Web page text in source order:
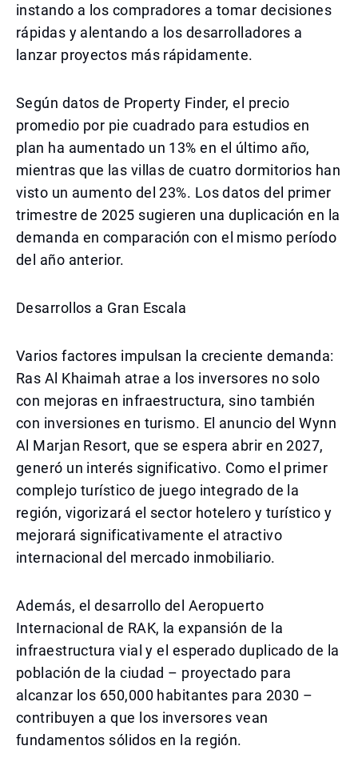
instando a los compradores a tomar decisiones
rápidas y alentando a los desarrolladores a
lanzar proyectos más rápidamente.
Según datos de Property Finder, el precio
promedio por pie cuadrado para estudios en
plan ha aumentado un 13% en el último año,
mientras que las villas de cuatro dormitorios han
visto un aumento del 23%. Los datos del primer
trimestre de 2025 sugieren una duplicación en la
demanda en comparación con el mismo período
del año anterior.
Desarrollos a Gran Escala
Varios factores impulsan la creciente demanda:
Ras Al Khaimah atrae a los inversores no solo
con mejoras en infraestructura, sino también
con inversiones en turismo. El anuncio del Wynn
Al Marjan Resort, que se espera abrir en 2027,
generó un interés significativo. Como el primer
complejo turístico de juego integrado de la
región, vigorizará el sector hotelero y turístico y
mejorará significativamente el atractivo
internacional del mercado inmobiliario.
Además, el desarrollo del Aeropuerto
Internacional de RAK, la expansión de la
infraestructura vial y el esperado duplicado de la
población de la ciudad – proyectado para
alcanzar los 650,000 habitantes para 2030 –
contribuyen a que los inversores vean
fundamentos sólidos en la región.